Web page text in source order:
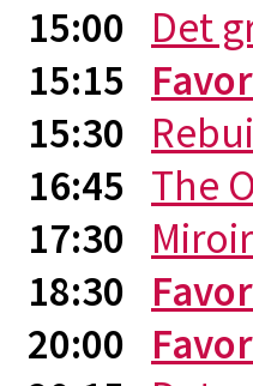
15:00 Det
15:15
15:30
16:45 The
17:30
18:30
20:00